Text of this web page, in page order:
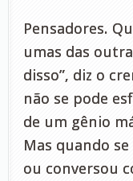
Pensadores.
umas das
disso”, diz o
não se pode
de um gênio
Mas quando
ou conversou